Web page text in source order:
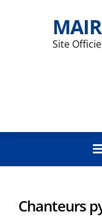
Site
Chanteurs